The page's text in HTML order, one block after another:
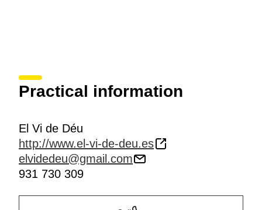
Practical information
El Vi de Déu
http://www.el-vi-de-deu.es
elvidedeu@gmail.com
931 730 309